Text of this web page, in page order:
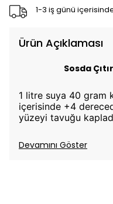
1-3 iş günü
Ürün Açıklaması
Sosda
1 litre suya 40 gram
içerisinde +4
yüzeyi tavuğu
Devamını Göster